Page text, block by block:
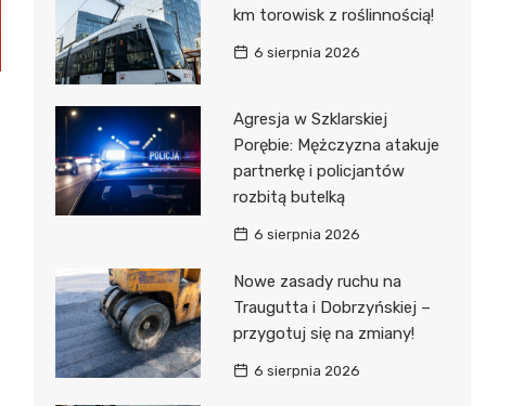
km torowisk z roślinnością!
6 sierpnia 2026
Agresja w Szklarskiej
Porębie: Mężczyzna atakuje
partnerkę i policjantów
rozbitą butelką
6 sierpnia 2026
Nowe zasady ruchu na
Traugutta i Dobrzyńskiej –
przygotuj się na zmiany!
6 sierpnia 2026